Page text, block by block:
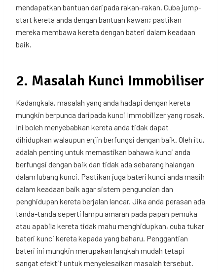
mendapatkan bantuan daripada rakan-rakan. Cuba jump-
start kereta anda dengan bantuan kawan; pastikan
mereka membawa kereta dengan bateri dalam keadaan
baik.
2. Masalah Kunci Immobiliser
Kadangkala, masalah yang anda hadapi dengan kereta
mungkin berpunca daripada kunci Immobilizer yang rosak.
Ini boleh menyebabkan kereta anda tidak dapat
dihidupkan walaupun enjin berfungsi dengan baik. Oleh itu,
adalah penting untuk memastikan bahawa kunci anda
berfungsi dengan baik dan tidak ada sebarang halangan
dalam lubang kunci. Pastikan juga bateri kunci anda masih
dalam keadaan baik agar sistem penguncian dan
penghidupan kereta berjalan lancar. Jika anda perasan ada
tanda-tanda seperti lampu amaran pada papan pemuka
atau apabila kereta tidak mahu menghidupkan, cuba tukar
bateri kunci kereta kepada yang baharu. Penggantian
bateri ini mungkin merupakan langkah mudah tetapi
sangat efektif untuk menyelesaikan masalah tersebut.